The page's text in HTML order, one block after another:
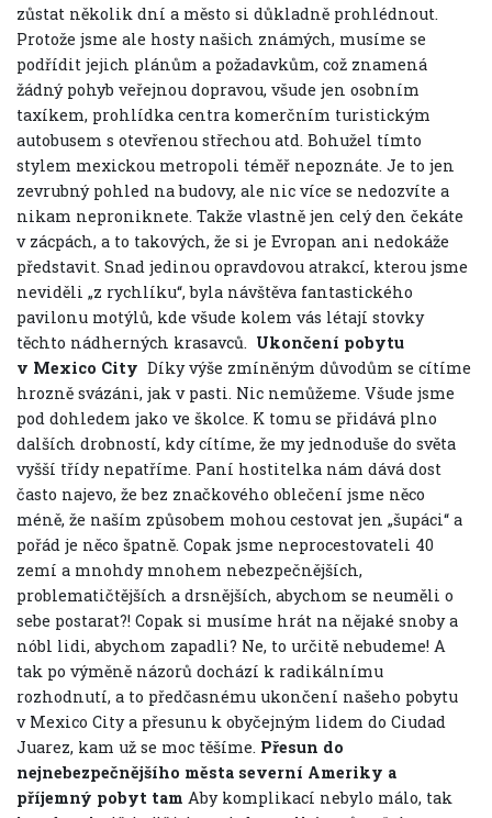
zůstat několik dní a město si důkladně prohlédnout.
Protože jsme ale hosty našich známých, musíme se
podřídit jejich plánům a požadavkům, což znamená
žádný pohyb veřejnou dopravou, všude jen osobním
taxíkem, prohlídka centra komerčním turistickým
autobusem s otevřenou střechou atd. Bohužel tímto
stylem mexickou metropoli téměř nepoznáte. Je to jen
zevrubný pohled na budovy, ale nic více se nedozvíte a
nikam neproniknete. Takže vlastně jen celý den čekáte
v zácpách, a to takových, že si je Evropan ani nedokáže
představit. Snad jedinou opravdovou atrakcí, kterou jsme
neviděli „z rychlíku“, byla návštěva fantastického
pavilonu motýlů, kde všude kolem vás létají stovky
těchto nádherných krasavců. Ukončení pobytu
v Mexico City Díky výše zmíněným důvodům se cítíme
hrozně svázáni, jak v pasti. Nic nemůžeme. Všude jsme
pod dohledem jako ve školce. K tomu se přidává plno
dalších drobností, kdy cítíme, že my jednoduše do světa
vyšší třídy nepatříme. Paní hostitelka nám dává dost
často najevo, že bez značkového oblečení jsme něco
méně, že naším způsobem mohou cestovat jen „šupáci“ a
pořád je něco špatně. Copak jsme neprocestovateli 40
zemí a mnohdy mnohem nebezpečnějších,
problematičtějších a drsnějších, abychom se neuměli o
sebe postarat?! Copak si musíme hrát na nějaké snoby a
nóbl lidi, abychom zapadli? Ne, to určitě nebudeme! A
tak po výměně názorů dochází k radikálnímu
rozhodnutí, a to předčasnému ukončení našeho pobytu
v Mexico City a přesunu k obyčejným lidem do Ciudad
Juarez, kam už se moc těšíme. Přesun do
nejnebezpečnějšího města severní Ameriky a
příjemný pobyt tam Aby komplikací nebylo málo, tak